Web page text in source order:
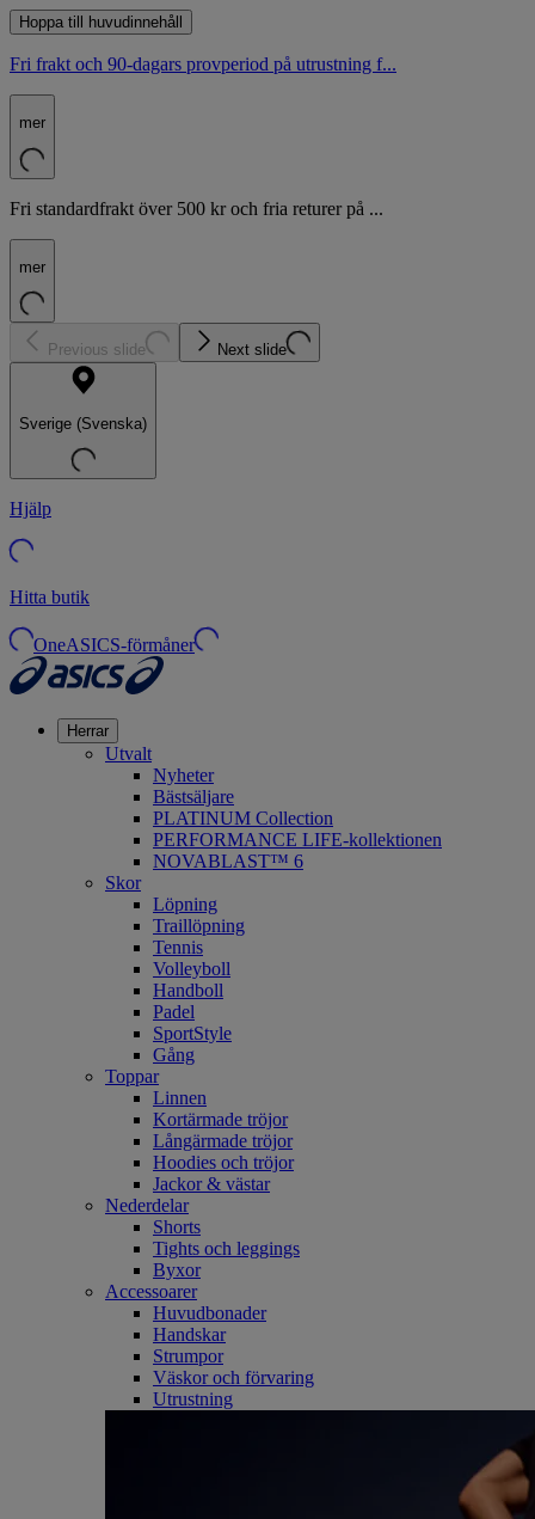
Hoppa till huvudinnehåll
Fri frakt och 90-dagars provperiod på utrustning f...
mer
Fri standardfrakt över 500 kr och fria returer på ...
mer
Previous slide Next slide
Sverige (Svenska)
Hjälp
Hitta butik
OneASICS-förmåner
Herrar
Utvalt
Nyheter
Bästsäljare
PLATINUM Collection
PERFORMANCE LIFE-kollektionen
NOVABLAST™ 6
Skor
Löpning
Traillöpning
Tennis
Volleyboll
Handboll
Padel
SportStyle
Gång
Toppar
Linnen
Kortärmade tröjor
Långärmade tröjor
Hoodies och tröjor
Jackor & västar
Nederdelar
Shorts
Tights och leggings
Byxor
Accessoarer
Huvudbonader
Handskar
Strumpor
Väskor och förvaring
Utrustning